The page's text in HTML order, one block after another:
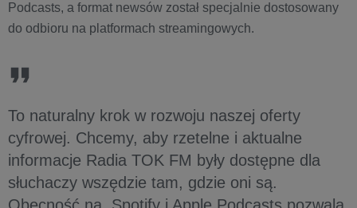
Podcasts, a format newsów został specjalnie dostosowany
do odbioru na platformach streamingowych.
To naturalny krok w rozwoju naszej oferty
cyfrowej. Chcemy, aby rzetelne i aktualne
informacje Radia TOK FM były dostępne dla
słuchaczy wszędzie tam, gdzie oni są.